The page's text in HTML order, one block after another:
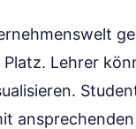
Lehrer